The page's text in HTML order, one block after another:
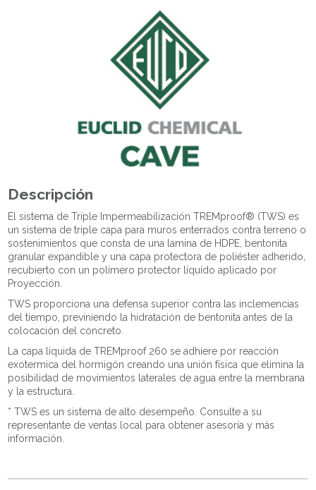
Descripción
El sistema de Triple Impermeabilización TREMproof® (TWS) es
un sistema de triple capa para muros enterrados contra terreno o
sostenimientos que consta de una lamina de HDPE, bentonita
granular expandible y una capa protectora de poliéster adherido,
recubierto con un polímero protector líquido aplicado por
Proyección.
TWS proporciona una defensa superior contra las inclemencias
del tiempo, previniendo la hidratación de bentonita antes de la
colocación del concreto.
La capa liquida de TREMproof 260 se adhiere por reacción
exotermica del hormigón creando una unión física que elimina la
posibilidad de movimientos laterales de agua entre la membrana
y la estructura.
* TWS es un sistema de alto desempeño. Consulte a su
representante de ventas local para obtener asesoría y más
información.